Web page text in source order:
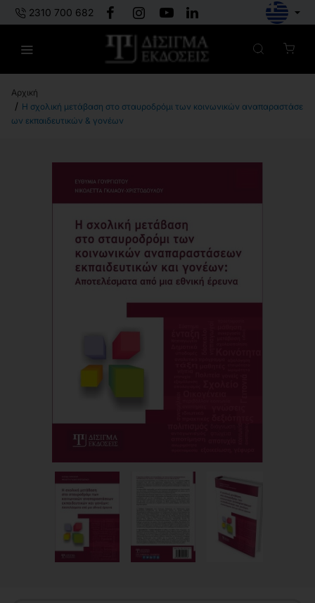
2310 700 682
m
Η σχολική μετάβαση στο σταυροδρόμι των κοινωνικών αναπαραστάσε
ων εκπαιδευτικών & γονέων